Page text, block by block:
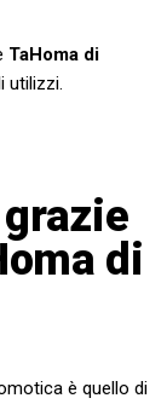
TaHoma di
utilizzi.
di
è quello di